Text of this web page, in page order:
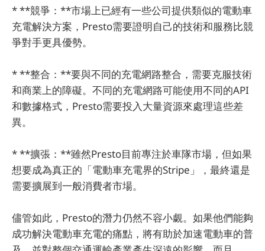
* **競爭：**市場上已經有一些公司提供類似的電動車
充電解決方案，Presto需要證明自己的技術和服務比競
爭對手更具優勢。
* **整合：**要與不同的充電網路整合，需要克服技術
和商業上的障礙。不同的充電網路可能使用不同的API
和數據格式，Presto需要投入大量資源來處理這些差
異。
* **擴張：**雖然Presto目前專注於車隊市場，但如果
想要成為真正的「電動車充電界的Stripe」，最終還是
需要擴展到一般消費者市場。
儘管如此，Presto的潛力仍然不容小覷。如果他們能夠
成功解決電動車充電的痛點，將有助於加速電動車的普